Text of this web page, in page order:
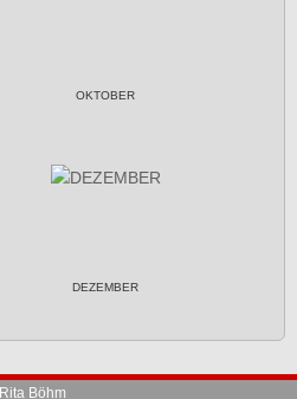
OKTOBER
DEZEMBER
Rita Böhm